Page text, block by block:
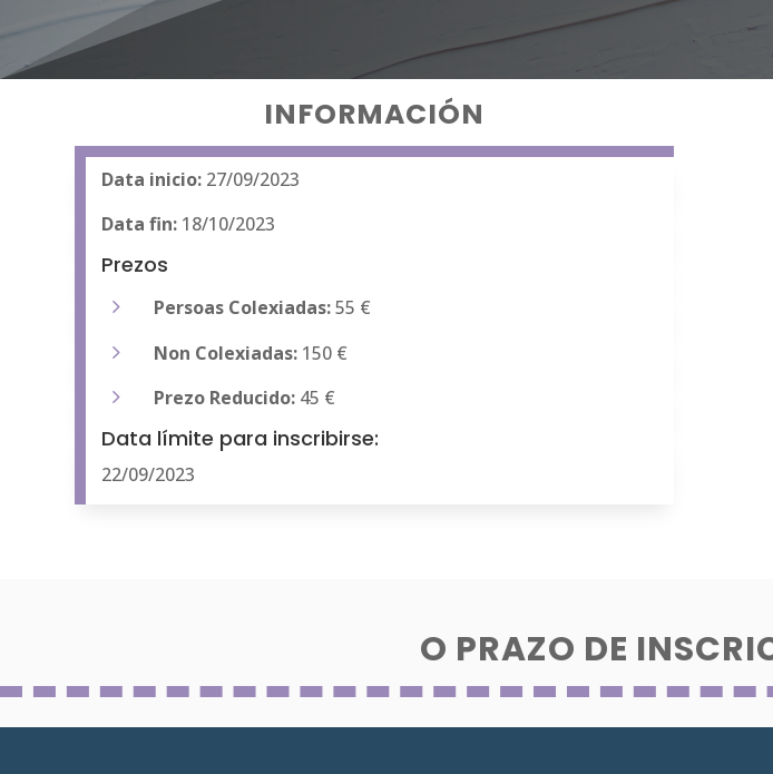
INFORMACIÓN
Data inicio: 27/09/2023
Data fin: 18/10/2023
Prezos
5
Persoas Colexiadas:55 €
5 Non Colexiadas: 150 €
5 Prezo Reducido: 45 €
Data límite para inscribirse:
22/09/2023
O PRAZO DE